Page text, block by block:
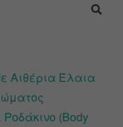
Αιθέρια Έλαια
(Body